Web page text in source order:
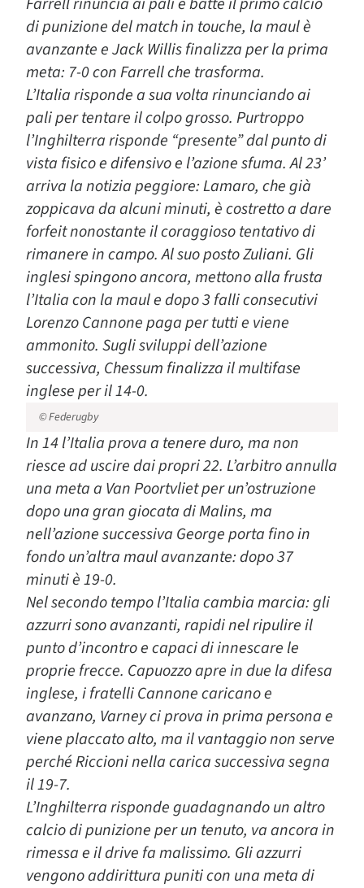
di punizione del match in touche, la maul è
avanzante e Jack Willis finalizza per la prima
meta: 7-0 con Farrell che trasforma.
L’Italia risponde a sua volta rinunciando ai
pali per tentare il colpo grosso. Purtroppo
l’Inghilterra risponde “presente” dal punto di
vista fisico e difensivo e l’azione sfuma. Al 23’
arriva la notizia peggiore: Lamaro, che già
zoppicava da alcuni minuti, è costretto a dare
forfeit nonostante il coraggioso tentativo di
rimanere in campo. Al suo posto Zuliani. Gli
inglesi spingono ancora, mettono alla frusta
l’Italia con la maul e dopo 3 falli consecutivi
Lorenzo Cannone paga per tutti e viene
ammonito. Sugli sviluppi dell’azione
successiva, Chessum finalizza il multifase
inglese per il 14-0.
© Federugby
In 14 l’Italia prova a tenere duro, ma non
riesce ad uscire dai propri 22. L’arbitro annulla
una meta a Van Poortvliet per un’ostruzione
dopo una gran giocata di Malins, ma
nell’azione successiva George porta fino in
fondo un’altra maul avanzante: dopo 37
minuti è 19-0.
Nel secondo tempo l’Italia cambia marcia: gli
azzurri sono avanzanti, rapidi nel ripulire il
punto d’incontro e capaci di innescare le
proprie frecce. Capuozzo apre in due la difesa
inglese, i fratelli Cannone caricano e
avanzano, Varney ci prova in prima persona e
viene placcato alto, ma il vantaggio non serve
perché Riccioni nella carica successiva segna
il 19-7.
L’Inghilterra risponde guadagnando un altro
calcio di punizione per un tenuto, va ancora in
rimessa e il drive fa malissimo. Gli azzurri
vengono addirittura puniti con una meta di